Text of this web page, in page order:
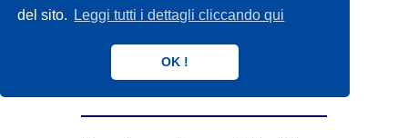
del sito.
Leggi tutti i dettagli cliccando qui
OK !
MOD.SAGITTA
Carrozzina superleggera